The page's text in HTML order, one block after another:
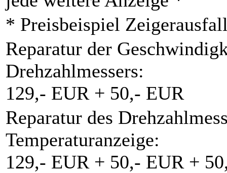
* Preisbeispiel
Reparatur der
Drehzahlmessers:
129,- EUR + 50,- EUR
Reparatur des
Temperaturanzeige:
129,- EUR + 50,- EUR +